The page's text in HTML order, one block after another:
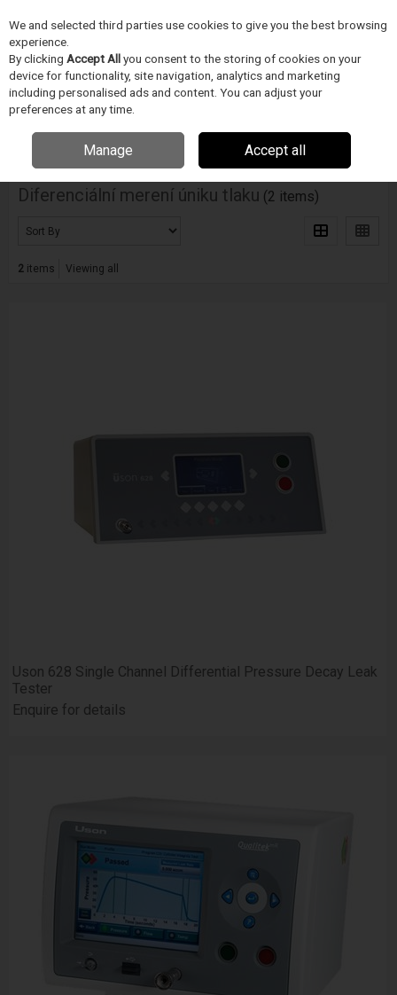
Skip to content
Menu
Home INSPEKCE A MERENÍ
Diferenciální merení úniku tlaku (2 items)
2items Viewing all
Uson 628 Single Channel Differential Pressure Decay Leak
Tester
Enquire for details
We and selected third parties use cookies to give you the best browsing
experience.
By clicking Accept Allyou consent to the storing of cookies on your
device for functionality, site navigation, analytics and marketing
including personalised ads and content. You can adjust your
preferences at any time.
Manage Accept all